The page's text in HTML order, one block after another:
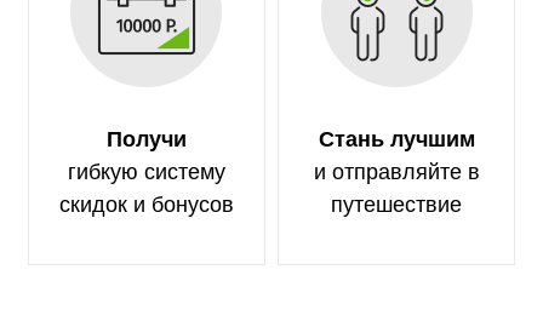
Получи
гибкую систему
скидок и бонусов
Стань лучшим
и отправляйте в
путешествие